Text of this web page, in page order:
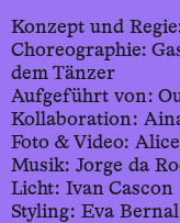
Konzept und
Choreographie:
dem Tänzer
Aufgeführt von:
Kollaboration:
Foto & Video:
Musik: Jorge da
Licht: Ivan Cascon
Styling: Eva Bernal